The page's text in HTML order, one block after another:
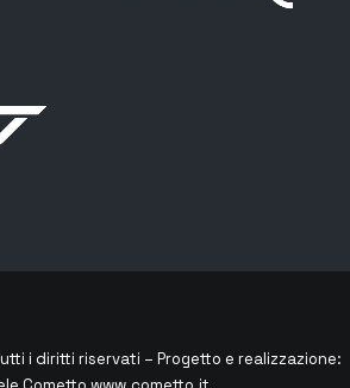
i diritti riservati – Progetto e realizzazione: